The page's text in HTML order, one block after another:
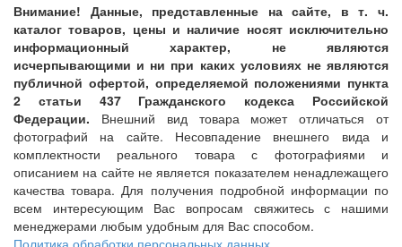
Внимание! Данные, представленные на сайте, в т. ч.
каталог товаров, цены и наличие носят исключительно
информационный характер, не являются
исчерпывающими и ни при каких условиях не являются
публичной офертой, определяемой положениями пункта
2 статьи 437 Гражданского кодекса Российской
Федерации. Внешний вид товара может отличаться от
фотографий на сайте. Несовпадение внешнего вида и
комплектности реального товара с фотографиями и
описанием на сайте не является показателем ненадлежащего
качества товара. Для получения подробной информации по
всем интересующим Вас вопросам свяжитесь с нашими
менеджерами любым удобным для Вас способом.
Политика обработки персональных данных